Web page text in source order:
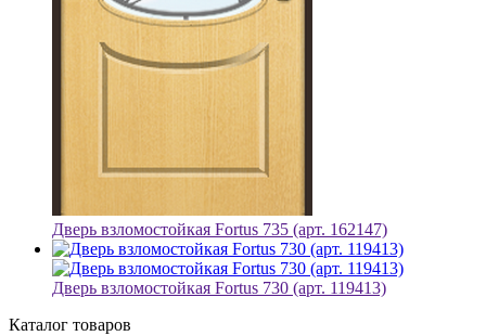
Дверь взломостойкая Fortus 735 (арт. 162147)
Дверь взломостойкая Fortus 730 (арт. 119413)
Каталог товаров